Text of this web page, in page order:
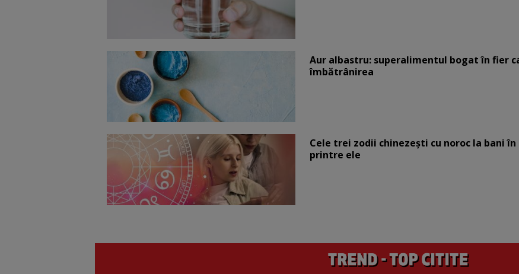
Aur albastru: superalimentul bogat în fier
îmbătrânirea
Cele trei zodii chinezești cu noroc la bani
printre ele